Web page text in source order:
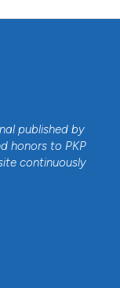
published by
honors to PKP
continuously